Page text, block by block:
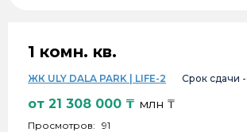
1 комн. кв.
ЖК ULY DALA PARK | LIFE-2 Срок сдачи -
от 21 308 000 ₸ млн ₸
Просмотров: 91